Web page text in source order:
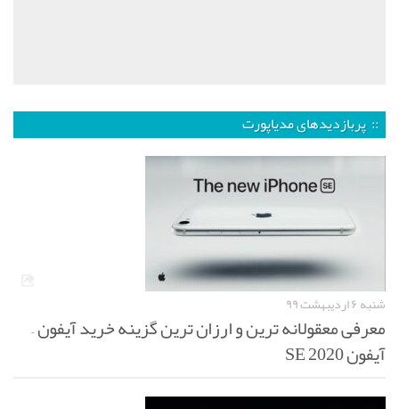
:: پربازدیدهای مدیاپورت
شنبه ۶ اردیبهشت ۹۹
معرفی معقولانه ترین و ارزان ترین گزینه خرید آیفون –
آیفون SE 2020